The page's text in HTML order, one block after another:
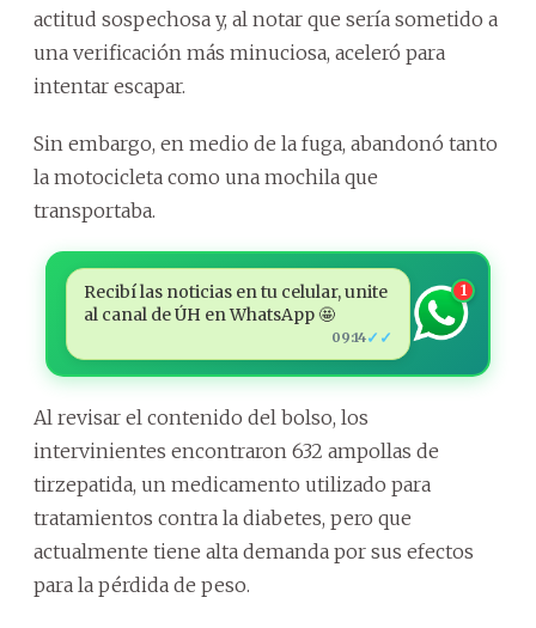
actitud sospechosa y, al notar que sería sometido a
una verificación más minuciosa, aceleró para
intentar escapar.
Sin embargo, en medio de la fuga, abandonó tanto
la motocicleta como una mochila que
transportaba.
Recibí las noticias en tu celular, unite
al canal de ÚH en WhatsApp 🤩
09:14✓✓
1
Al revisar el contenido del bolso, los
intervinientes encontraron 632 ampollas de
tirzepatida, un medicamento utilizado para
tratamientos contra la diabetes, pero que
actualmente tiene alta demanda por sus efectos
para la pérdida de peso.